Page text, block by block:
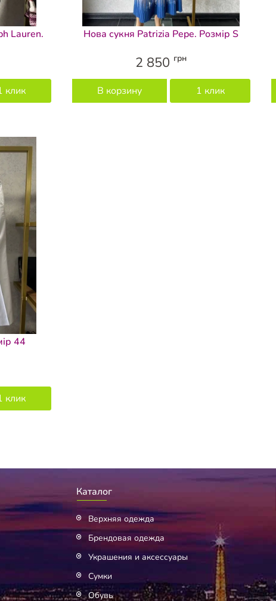
Lauren.
клик
Нова сукня Patrizia Pepe. Розмір S
2 850 грн
В корзину 1 клик
44
клик
Каталог
Верхняя одежда
Брендовая одежда
Украшения и аксессуары
Сумки
Обувь